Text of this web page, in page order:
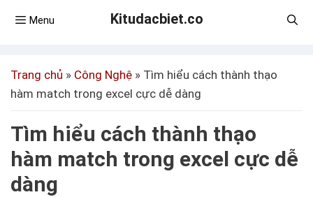
Kitudacbiet.co
Menu
Trang chủ » Công Nghệ » Tìm hiểu cách thành thạo
hàm match trong excel cực dễ dàng
Tìm hiểu cách thành thạo
hàm match trong excel cực dễ
dàng